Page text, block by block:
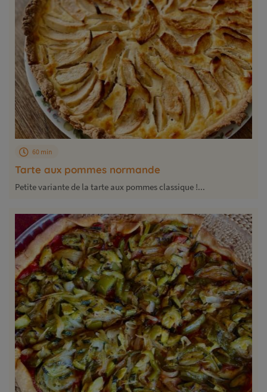
Tarte aux pommes normande
60 min
Petite variante de la tarte aux pommes classique !...